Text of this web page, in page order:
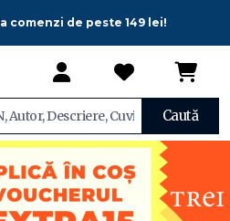
comenzi de peste 149 lei!
Caută